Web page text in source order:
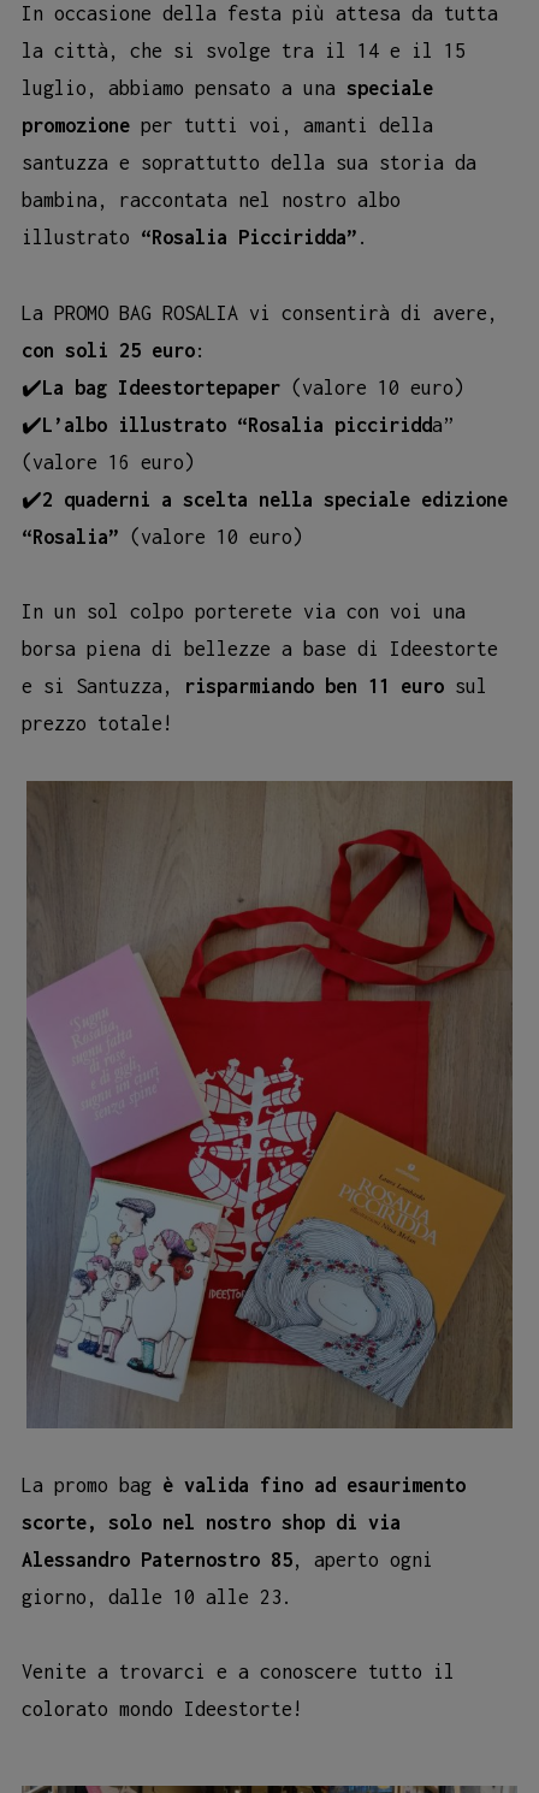
In occasione della festa più attesa da tutta
la città, che si svolge tra il 14 e il 15
luglio, abbiamo pensato a una speciale
promozione per tutti voi, amanti della
santuzza e soprattutto della sua storia da
bambina, raccontata nel nostro albo
illustrato “Rosalia Picciridda” .
La PROMO BAG ROSALIA vi consentirà di avere,
con soli 25 euro:
✔️La bag Ideestortepaper (valore 10 euro)
✔️L’albo illustrato “Rosalia picciridda”
(valore 16 euro)
✔️2 quaderni a scelta nella speciale edizione
“Rosalia” (valore 10 euro)
In un sol colpo porterete via con voi una
borsa piena di bellezze a base di Ideestorte
e si Santuzza,
risparmiando ben 11 euro sul
prezzo totale!
La promo bag è valida fino ad esaurimento
scorte, solo nel nostro shop di via
Alessandro Paternostro 85, aperto ogni
giorno, dalle 10 alle 23.
Venite a trovarci e a conoscere tutto il
colorato mondo Ideestorte!